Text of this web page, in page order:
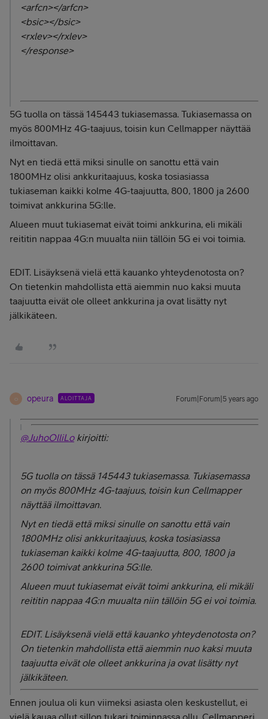
<arfcn></arfcn>
<bsic></bsic>
<rxlev></rxlev>
</response>
5G tuolla on tässä 145443 tukiasemassa. Tukiasemassa on
myös 800MHz 4G-taajuus, toisin kun Cellmapper näyttää
ilmoittavan.
Nyt en tiedä että miksi sinulle on sanottu että vain
1800MHz olisi ankkuritaajuus, koska tosiasiassa
tukiaseman kaikki kolme 4G-taajuutta, 800, 1800 ja 2600
toimivat ankkurina 5G:lle.
Alueen muut tukiasemat eivät toimi ankkurina, eli mikäli
reititin nappaa 4G:n muualta niin tällöin 5G ei voi toimia.
EDIT. Lisäyksenä vielä että kauanko yhteydenotosta on?
On tietenkin mahdollista että aiemmin nuo kaksi muuta
taajuutta eivät ole olleet ankkurina ja ovat lisätty nyt
jälkikäteen.
O opeura ALOITTAJA Forum|Forum|5 years ago
@JuhoOlliLokirjoitti:
5G tuolla on tässä 145443 tukiasemassa. Tukiasemassa
on myös 800MHz 4G-taajuus, toisin kun Cellmapper
näyttää ilmoittavan.
Nyt en tiedä että miksi sinulle on sanottu että vain
1800MHz olisi ankkuritaajuus, koska tosiasiassa
tukiaseman kaikki kolme 4G-taajuutta, 800, 1800 ja
2600 toimivat ankkurina 5G:lle.
Alueen muut tukiasemat eivät toimi ankkurina, eli mikäli
reititin nappaa 4G:n muualta niin tällöin 5G ei voi toimia.
EDIT. Lisäyksenä vielä että kauanko yhteydenotosta on?
On tietenkin mahdollista että aiemmin nuo kaksi muuta
taajuutta eivät ole olleet ankkurina ja ovat lisätty nyt
jälkikäteen.
Ennen joulua oli kun viimeksi asiasta olen keskustellut, ei
vielä kauaa ollut sillon tukari toiminnassa ollu. Cellmapperi